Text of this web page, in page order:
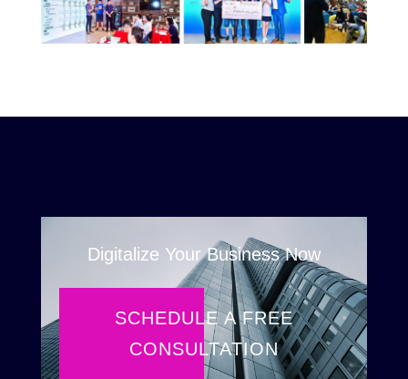
Digitalize Your Business Now
SCHEDULE A FREE
CONSULTATION